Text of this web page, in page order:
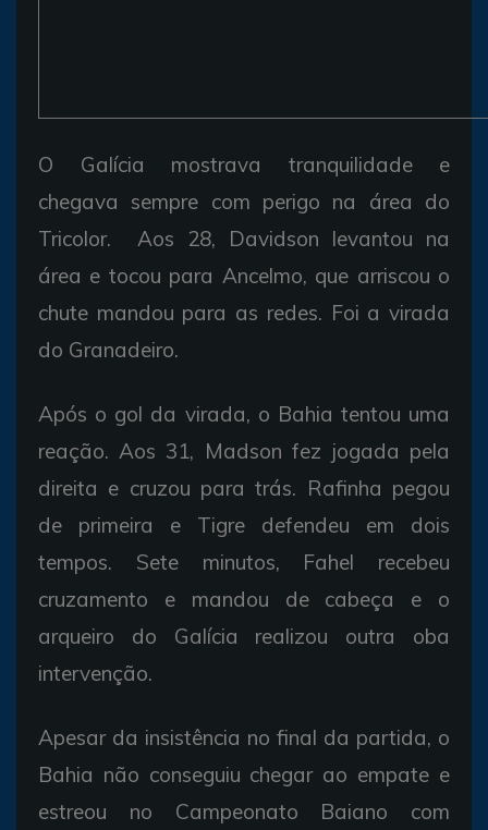
O Galícia mostrava tranquilidade e
chegava sempre com perigo na área do
Tricolor. Aos 28, Davidson levantou na
área e tocou para Ancelmo, que arriscou o
chute mandou para as redes. Foi a virada
do Granadeiro.
Após o gol da virada, o Bahia tentou uma
reação. Aos 31, Madson fez jogada pela
direita e cruzou para trás. Rafinha pegou
de primeira e Tigre defendeu em dois
tempos. Sete minutos, Fahel recebeu
cruzamento e mandou de cabeça e o
arqueiro do Galícia realizou outra oba
intervenção.
Apesar da insistência no final da partida, o
Bahia não conseguiu chegar ao empate e
estreou no Campeonato Baiano com